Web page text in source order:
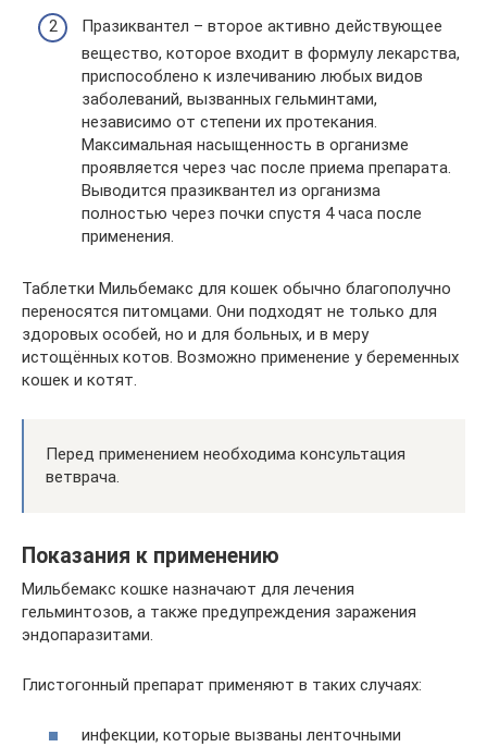
Празиквантел – второе активно действующее
вещество, которое входит в формулу лекарства,
приспособлено к излечиванию любых видов
заболеваний, вызванных гельминтами,
независимо от степени их протекания.
Максимальная насыщенность в организме
проявляется через час после приема препарата.
Выводится празиквантел из организма
полностью через почки спустя 4 часа после
применения.
Таблетки Мильбемакс для кошек обычно благополучно
переносятся питомцами. Они подходят не только для
здоровых особей, но и для больных, и в меру
истощённых котов. Возможно применение у беременных
кошек и котят.
Перед применением необходима консультация
ветврача.
Показания к применению
Мильбемакс кошке назначают для лечения
гельминтозов, а также предупреждения заражения
эндопаразитами.
Глистогонный препарат применяют в таких случаях:
инфекции, которые вызваны ленточными